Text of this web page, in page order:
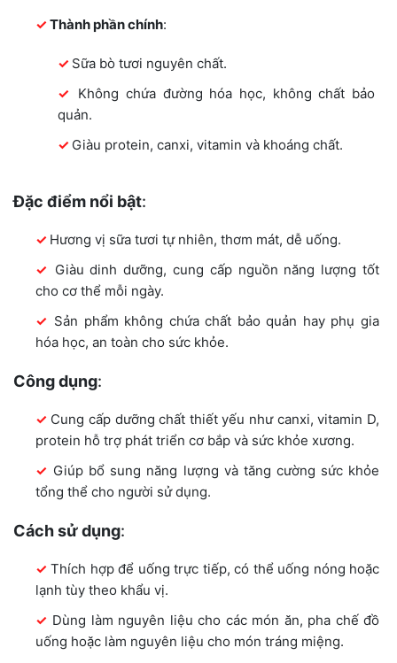
Thành phần chính:
Sữa bò tươi nguyên chất.
Không chứa đường hóa học, không chất bảo
quản.
Giàu protein, canxi, vitamin và khoáng chất.
Đặc điểm nổi bật:
Hương vị sữa tươi tự nhiên, thơm mát, dễ uống.
Giàu dinh dưỡng, cung cấp nguồn năng lượng tốt
cho cơ thể mỗi ngày.
Sản phẩm không chứa chất bảo quản hay phụ gia
hóa học, an toàn cho sức khỏe.
Công dụng:
Cung cấp dưỡng chất thiết yếu như canxi, vitamin D,
protein hỗ trợ phát triển cơ bắp và sức khỏe xương.
Giúp bổ sung năng lượng và tăng cường sức khỏe
tổng thể cho người sử dụng.
Cách sử dụng:
Thích hợp để uống trực tiếp, có thể uống nóng hoặc
lạnh tùy theo khẩu vị.
Dùng làm nguyên liệu cho các món ăn, pha chế đồ
uống hoặc làm nguyên liệu cho món tráng miệng.